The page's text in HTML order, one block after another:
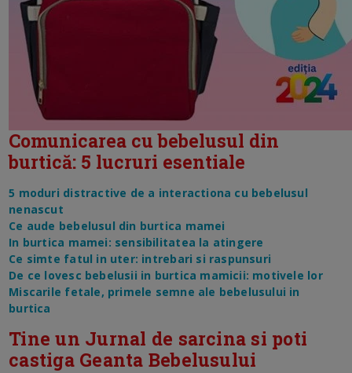
Comunicarea cu bebelusul din
burtică: 5 lucruri esentiale
5 moduri distractive de a interactiona cu bebelusul
nenascut
Ce aude bebelusul din burtica mamei
In burtica mamei: sensibilitatea la atingere
Ce simte fatul in uter: intrebari si raspunsuri
De ce lovesc bebelusii in burtica mamicii: motivele lor
Miscarile fetale, primele semne ale bebelusului in
burtica
Tine un Jurnal de sarcina si poti
castiga Geanta Bebelusului